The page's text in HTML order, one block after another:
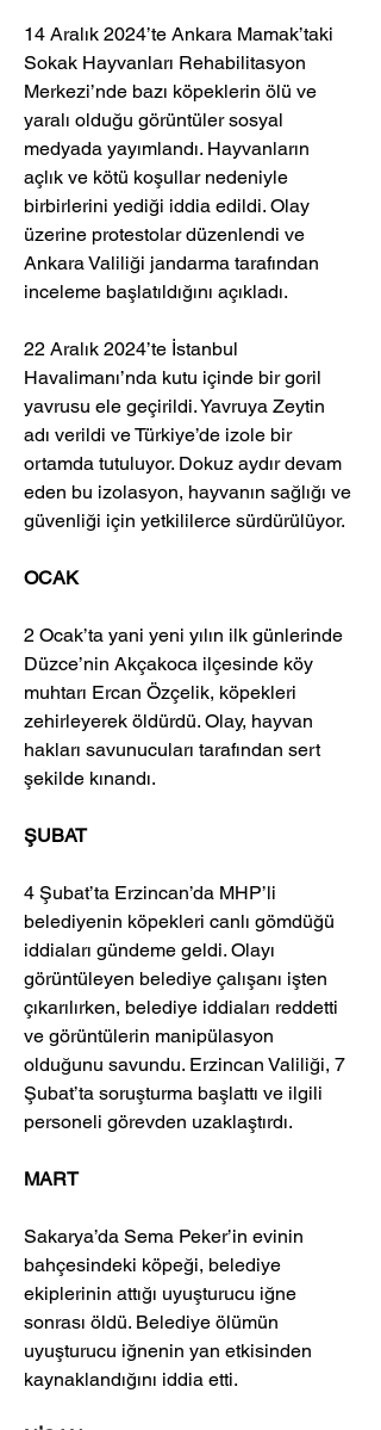
14 Aralık 2024’te Ankara Mamak’taki
Sokak Hayvanları Rehabilitasyon
Merkezi’nde bazı köpeklerin ölü ve
yaralı olduğu görüntüler sosyal
medyada yayımlandı. Hayvanların
açlık ve kötü koşullar nedeniyle
birbirlerini yediği iddia edildi. Olay
üzerine protestolar düzenlendi ve
Ankara Valiliği jandarma tarafından
inceleme başlatıldığını açıkladı.
22 Aralık 2024’te İstanbul
Havalimanı’nda kutu içinde bir goril
yavrusu ele geçirildi. Yavruya Zeytin
adı verildi ve Türkiye’de izole bir
ortamda tutuluyor. Dokuz aydır devam
eden bu izolasyon, hayvanın sağlığı ve
güvenliği için yetkililerce sürdürülüyor.
OCAK
2 Ocak’ta yani yeni yılın ilk günlerinde
Düzce’nin Akçakoca ilçesinde köy
muhtarı Ercan Özçelik, köpekleri
zehirleyerek öldürdü. Olay, hayvan
hakları savunucuları tarafından sert
şekilde kınandı.
ŞUBAT
4 Şubat’ta Erzincan’da MHP’li
belediyenin köpekleri canlı gömdüğü
iddiaları gündeme geldi. Olayı
görüntüleyen belediye çalışanı işten
çıkarılırken, belediye iddiaları reddetti
ve görüntülerin manipülasyon
olduğunu savundu. Erzincan Valiliği, 7
Şubat’ta soruşturma başlattı ve ilgili
personeli görevden uzaklaştırdı.
MART
Sakarya’da Sema Peker’in evinin
bahçesindeki köpeği, belediye
ekiplerinin attığı uyuşturucu iğne
sonrası öldü. Belediye ölümün
uyuşturucu iğnenin yan etkisinden
kaynaklandığını iddia etti.